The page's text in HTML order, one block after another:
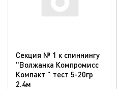
Секция № 1 к спиннингу
"Волжанка Компромисс
Компакт " тест 5-20гр
2.4м